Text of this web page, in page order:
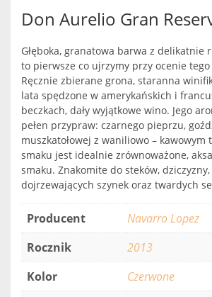
Don Aurelio Gran
Głęboka, granatowa barwa z delikatnie
to pierwsze co ujrzymy przy ocenie
Ręcznie zbierane grona, staranna
lata spędzone w amerykańskich i
beczkach, dały wyjątkowe wino. Jego
pełen przypraw: czarnego pieprzu,
muszkatołowej z waniliowo – kawowym
smaku jest idealnie zrównoważone,
smaku. Znakomite do steków, dziczyzny,
dojrzewających szynek oraz twardych
Producent
Navarro Lopez
Rocznik
2013
Kolor
Czerwone